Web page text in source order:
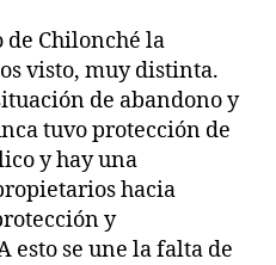
de Chilonché la
visto, muy distinta.
de abandono y
tuvo protección de
y hay una
hacia
y
esto se une la falta de